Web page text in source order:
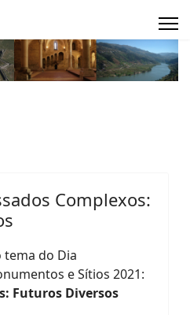
Complexos:
tema do Dia
e Sítios 2021:
Futuros Diversos